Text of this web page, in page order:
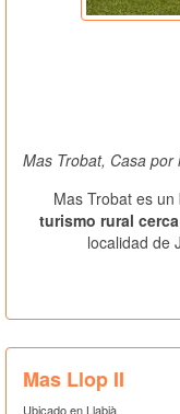
Mas Trobat, Casa
Mas Trobat es
turismo rural
localidad de
Mas Llop II
Ubicado en Llabià